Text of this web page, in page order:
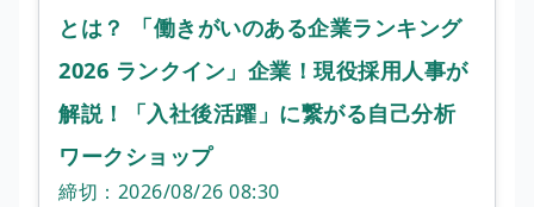
とは？ 「働きがいのある企業ランキング
2026 ランクイン」企業！現役採用人事が
解説！「入社後活躍」に繋がる自己分析
ワークショップ
締切：2026/08/26 08:30